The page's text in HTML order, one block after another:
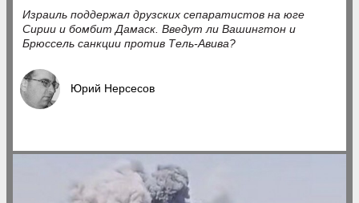
Израиль поддержал друзских сепаратистов на юге
Сирии и бомбит Дамаск. Введут ли Вашингтон и
Брюссель санкции против Тель-Авива?
Юрий Нерсесов